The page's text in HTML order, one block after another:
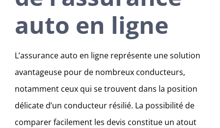
auto en ligne
L’assurance auto en ligne représente une solution
avantageuse pour de nombreux conducteurs,
notamment ceux qui se trouvent dans la position
délicate d’un conducteur résilié. La possibilité de
comparer facilement les devis constitue un atout